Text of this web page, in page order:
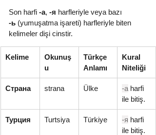
Son harfi -а, -я harfleriyle veya bazı
-ь (yumuşatma işareti) harfleriyle biten
kelimeler dişi cinstir.
Kelime
Okunuş
u
Türkçe
Anlamı
Kural
Niteliği
Страна strana Ülke -а harfi
ile bitiş.
Турция Turtsiya Türkiye -я harfi
ile bitiş.